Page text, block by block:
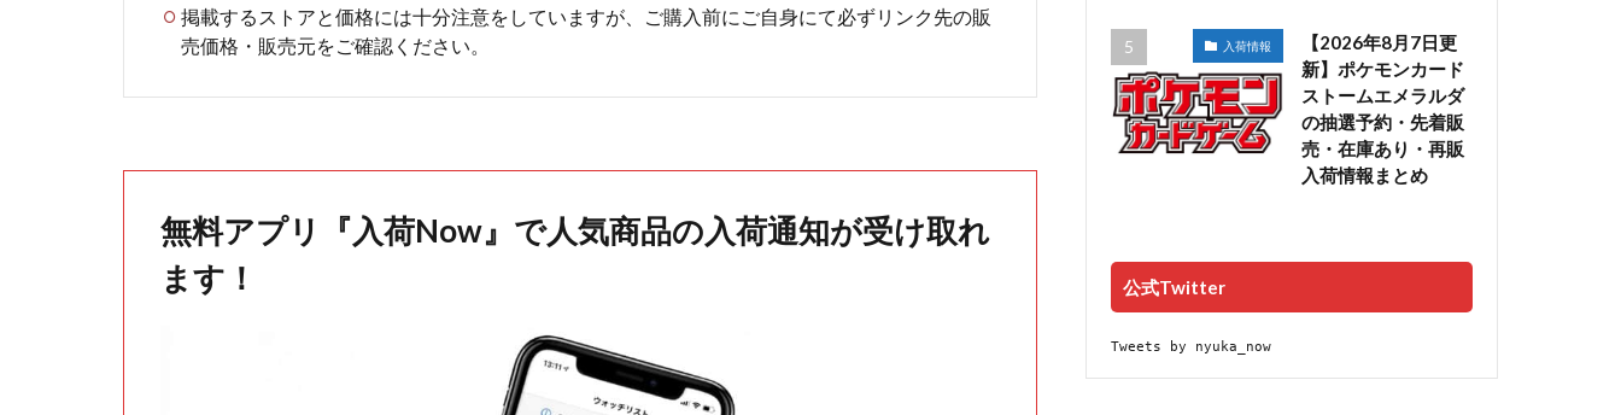
掲載するストアと価格には十分注意をしていますが、ご購入前にご自身にて必ずリンク先の販
売価格・販売元をご確認ください。
無料アプリ『入荷Now』で人気商品の入荷通知が受け取れ
ます！
入荷情報
【2026年8月7日更
新】ポケモンカード
ストームエメラルダ
の抽選予約・先着販
売・在庫あり・再販
入荷情報まとめ
公式Twitter
Tweets by nyuka_now